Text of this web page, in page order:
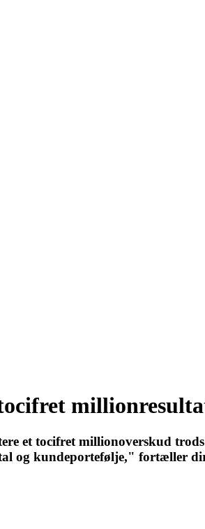
et tocifret millionoverskud
og kundeportefølje," fortæller